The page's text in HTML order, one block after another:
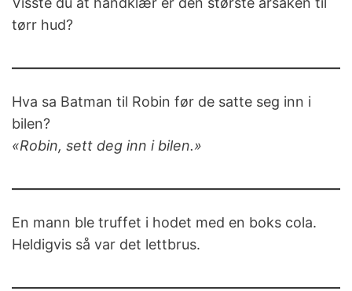
tørr hud?
Hva sa Batman til Robin før de satte seg inn i
bilen?
«Robin, sett deg inn i bilen.»
En mann ble truffet i hodet med en boks cola.
Heldigvis så var det lettbrus.